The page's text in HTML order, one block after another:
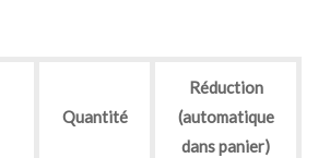
Quantité
Réduction
(automatique
dans panier)